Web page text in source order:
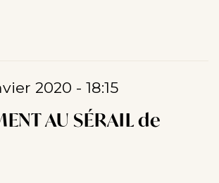
2020 - 18:15
AU SÉRAIL de